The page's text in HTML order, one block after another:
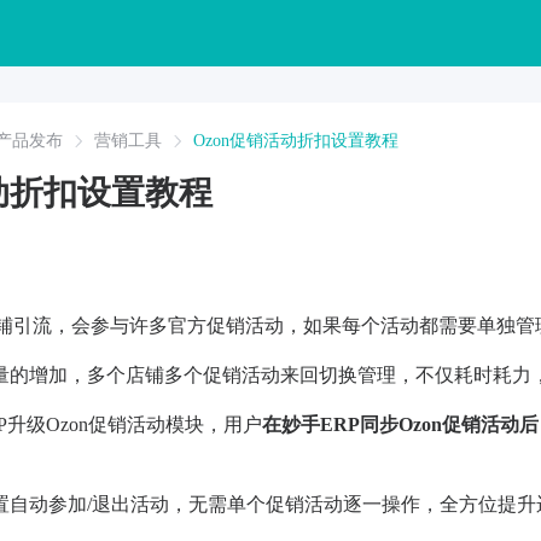
品发布 营销工具 Ozon促销活动折扣设置教程
扣设置教程
引流，会参与许多官方促销活动，如果每个活动都需要单独
的增加，多个店铺多个促销活动来回切换管理，不仅耗时耗力
级Ozon促销活动模块，用户在妙手ERP同步Ozon促销活动
自动参加/退出活动，无需单个促销活动逐一操作，全方位提